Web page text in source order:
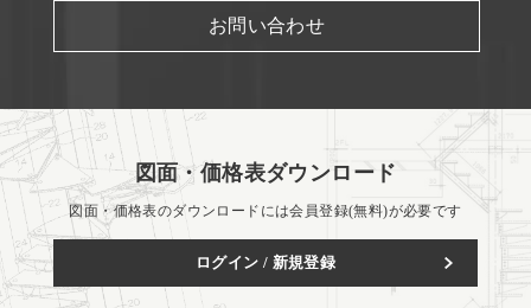
お問い合わせ
図面・価格表ダウンロード
図面・価格表のダウンロードには会員登録(無料)が必要です
ログイン / 新規登録